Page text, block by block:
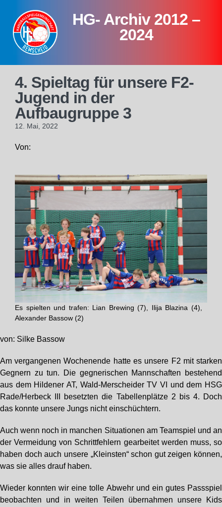
content
HG- Archiv 2012 –
2024
4. Spieltag für unsere F2-
Jugend in der
Aufbaugruppe 3
12. Mai, 2022
Von:
Es spielten und trafen: Lian Brewing (7), Ilija Blazina (4),
Alexander Bassow (2)
von: Silke Bassow
Am vergangenen Wochenende hatte es unsere F2 mit starken
Gegnern zu tun. Die gegnerischen Mannschaften bestehend
aus dem Hildener AT, Wald-Merscheider TV VI und dem HSG
Rade/Herbeck III besetzten die Tabellenplätze 2 bis 4. Doch
das konnte unsere Jungs nicht einschüchtern.
Auch wenn noch in manchen Situationen am Teamspiel und an
der Vermeidung von Schrittfehlern gearbeitet werden muss, so
haben doch auch unsere „Kleinsten“ schon gut zeigen können,
was sie alles drauf haben.
Wieder konnten wir eine tolle Abwehr und ein gutes Passspiel
beobachten und in weiten Teilen übernahmen unsere Kids